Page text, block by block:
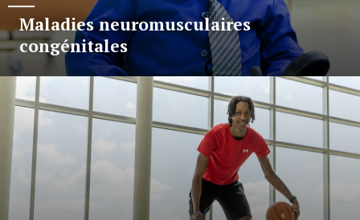
Maladies neuromusculaires
congénitales